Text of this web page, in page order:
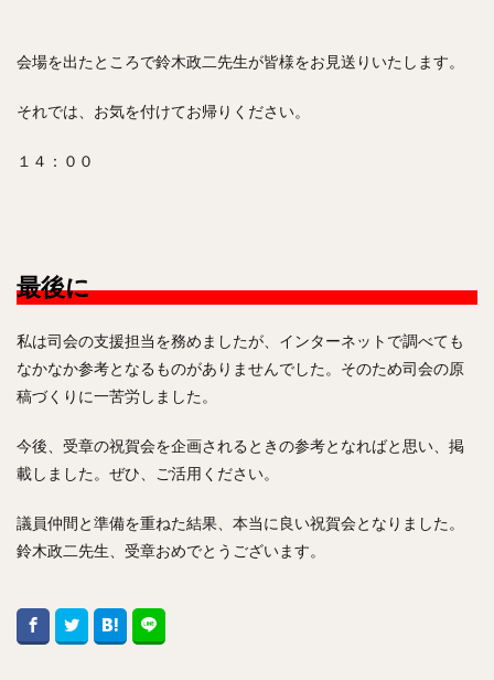
会場を出たところで鈴木政二先生が皆様をお見送りいたします。
それでは、お気を付けてお帰りください。
１４：００
最後に
私は司会の支援担当を務めましたが、インターネットで調べても
なかなか参考となるものがありませんでした。そのため司会の原
稿づくりに一苦労しました。
今後、受章の祝賀会を企画されるときの参考となればと思い、掲
載しました。ぜひ、ご活用ください。
議員仲間と準備を重ねた結果、本当に良い祝賀会となりました。
鈴木政二先生、受章おめでとうございます。